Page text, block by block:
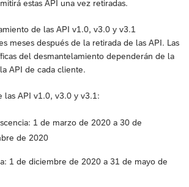
estas API una vez retiradas.
de las API v1.0, v3.0 y v3.1
meses después de la retirada de las API. Las
del desmantelamiento dependerán de la
API de cada cliente.
las API v1.0, v3.0 y v3.1:
1 de marzo de 2020 a 30 de
de 2020
1 de diciembre de 2020 a 31 de mayo de